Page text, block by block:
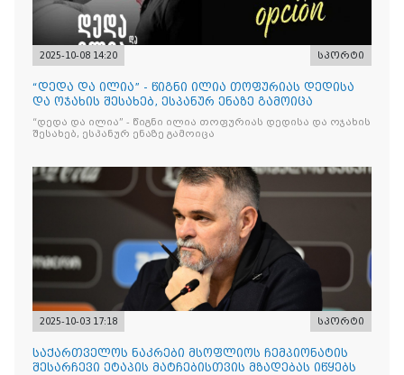
2025-10-08 14:20 სპორტი
“დედა და ილია” - წიგნი ილია თოფურიას დედისა
და ოჯახის შესახებ, ესპანურ ენაზე გამოიცა
“დედა და ილია” - წიგნი ილია თოფურიას დედისა და ოჯახის
შესახებ, ესპანურ ენაზე გამოიცა
2025-10-03 17:18 სპორტი
საქართველოს ნაკრები მსოფლიოს ჩემპიონატის
შესარჩევი ეტაპის მატჩებისთვის მზადებას იწყებს